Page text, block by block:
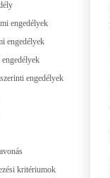
engedélyek
engedélyek
engedélyek
kritériumok